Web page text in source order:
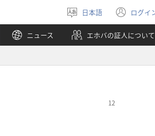
言
語
を
選
日本語 ログイ
（新
し
い
タ
で
ニュース エホバの証人について